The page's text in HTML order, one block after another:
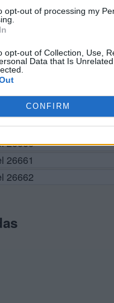
opt-out of processing my
opt-out of Collection, Use,
Data that Is
CONFIRM
26652
26655
26657
26658
26659
26660
26661
26662